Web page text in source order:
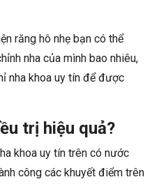
răng hô nhẹ bạn có thể
nha của mình bao nhiêu,
nha khoa uy tín để được
trị hiệu quả?
khoa uy tín trên có nước
công các khuyết điểm trên